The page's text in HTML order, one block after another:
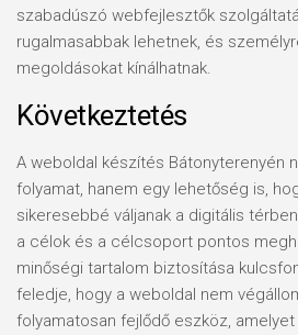
szabadúszó webfejlesztők
rugalmasabbak lehetnek, és
megoldásokat kínálhatnak.
Következtetés
A weboldal készítés Bátonyterenyén
folyamat, hanem egy lehetőség is,
sikeresebbé váljanak a digitális
a célok és a célcsoport pontos
minőségi tartalom biztosítása
feledje, hogy a weboldal nem
folyamatosan fejlődő eszköz,